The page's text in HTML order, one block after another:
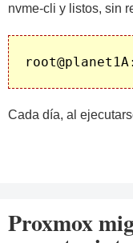
nvme-cli y listos, sin
Cada día, al
Proxmox